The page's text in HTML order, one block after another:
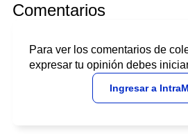
Comentarios
Para ver los comentarios de
expresar tu opinión debes
Ingresar a